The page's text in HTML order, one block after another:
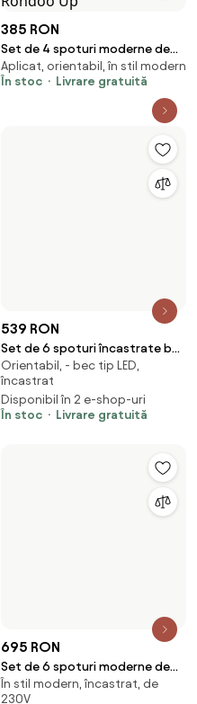
385 RON
Set de 4 spoturi moderne de
plafon albe, rotative și
înclinabile - Rondoo Up
Aplicat, orientabil, în stil modern
În stoc
Livrare gratuită
Set de 6 spoturi moderne de
sol negre GU10 50mm Efect de
În stil modern, încastrat, de
Set de 4 spoturi auriu/alama
reglabile - Rondoo up
Cu finisaj din bronz / alamă
În stoc
Livrare gratuită